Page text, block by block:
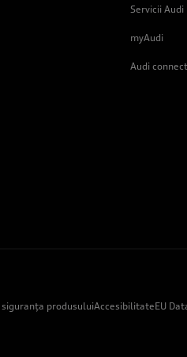
Servicii Audi
myAudi
Audi connect
produsuluiAccesibilitateEU